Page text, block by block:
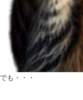
でも・・・